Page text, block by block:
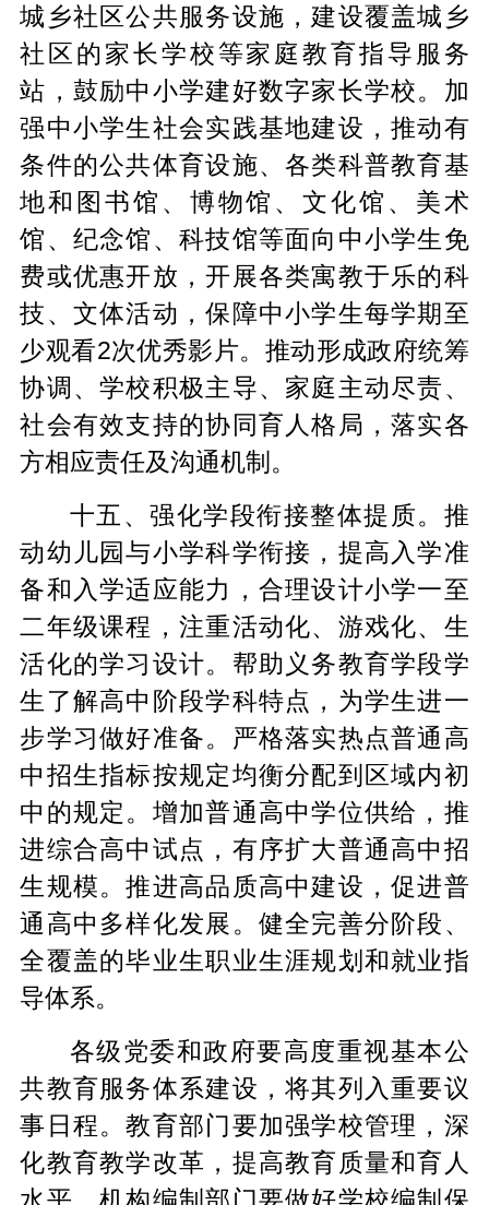
城乡社区公共服务设施，建设覆盖城乡
社区的家长学校等家庭教育指导服务
站，鼓励中小学建好数字家长学校。加
强中小学生社会实践基地建设，推动有
条件的公共体育设施、各类科普教育基
地和图书馆、博物馆、文化馆、美术
馆、纪念馆、科技馆等面向中小学生免
费或优惠开放，开展各类寓教于乐的科
技、文体活动，保障中小学生每学期至
少观看2次优秀影片。推动形成政府统筹
协调、学校积极主导、家庭主动尽责、
社会有效支持的协同育人格局，落实各
方相应责任及沟通机制。
十五、强化学段衔接整体提质。推
动幼儿园与小学科学衔接，提高入学准
备和入学适应能力，合理设计小学一至
二年级课程，注重活动化、游戏化、生
活化的学习设计。帮助义务教育学段学
生了解高中阶段学科特点，为学生进一
步学习做好准备。严格落实热点普通高
中招生指标按规定均衡分配到区域内初
中的规定。增加普通高中学位供给，推
进综合高中试点，有序扩大普通高中招
生规模。推进高品质高中建设，促进普
通高中多样化发展。健全完善分阶段、
全覆盖的毕业生职业生涯规划和就业指
导体系。
各级党委和政府要高度重视基本公
共教育服务体系建设，将其列入重要议
事日程。教育部门要加强学校管理，深
化教育教学改革，提高教育质量和育人